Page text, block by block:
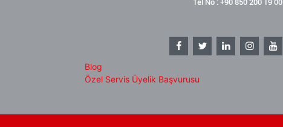
Blog
Özel Servis Üyelik Başvurusu